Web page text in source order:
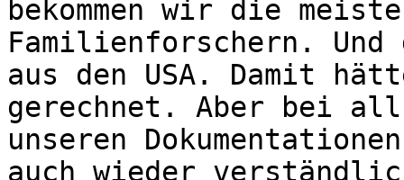
bekommen wir die
Familienforschern. Und
aus den USA. Damit
gerechnet. Aber bei all
unseren
auch wieder